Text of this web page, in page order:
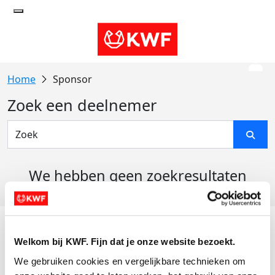
Welkom bij KWF. Fijn dat je onze website bezoekt.
We gebruiken cookies en vergelijkbare technieken om
Sponsor
Zoek een deelnemer
We hebben geen zoekresultaten
Actiematerialen
Evenementen